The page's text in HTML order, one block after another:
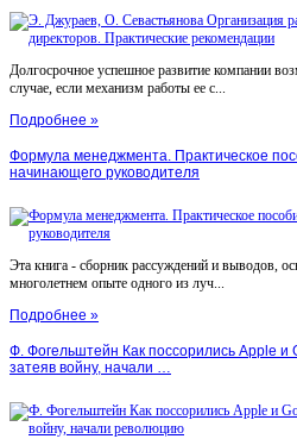
Долгосрочное успешное развитие компании
случае, если механизм работы ее с...
Подробнее »
Формула менеджмента. Практическое
начинающего руководителя
Эта книга - сборник рассуждений и выводов,
многолетнем опыте одного из луч...
Подробнее »
Ф. Фогельштейн Как поссорились Apple и
затеяв войну, начали …